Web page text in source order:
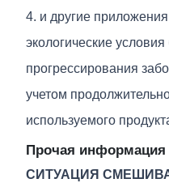
4. и другие
экологические
прогрессирования
учетом
используемого
Прочая информация
СИТУАЦИЯ